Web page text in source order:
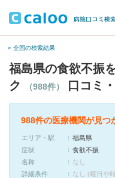
« 全国の検索結果
福島県の食欲不振
ク
（988件） 口コミ
988件の医療機関が見つ
エリア・駅
福島県
症状
食欲不振
名称
なし
詳細条件
なし (曜日や